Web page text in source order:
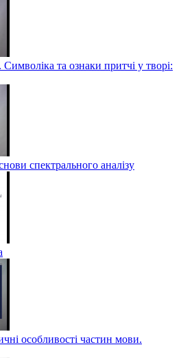
та ознаки притчі у творі:
спектрального аналізу
особливості частин мови.